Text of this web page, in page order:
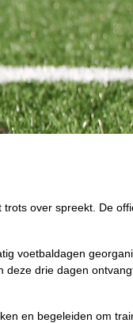
over spreekt. De
voetbaldagen
deze drie dagen
en begeleiden om